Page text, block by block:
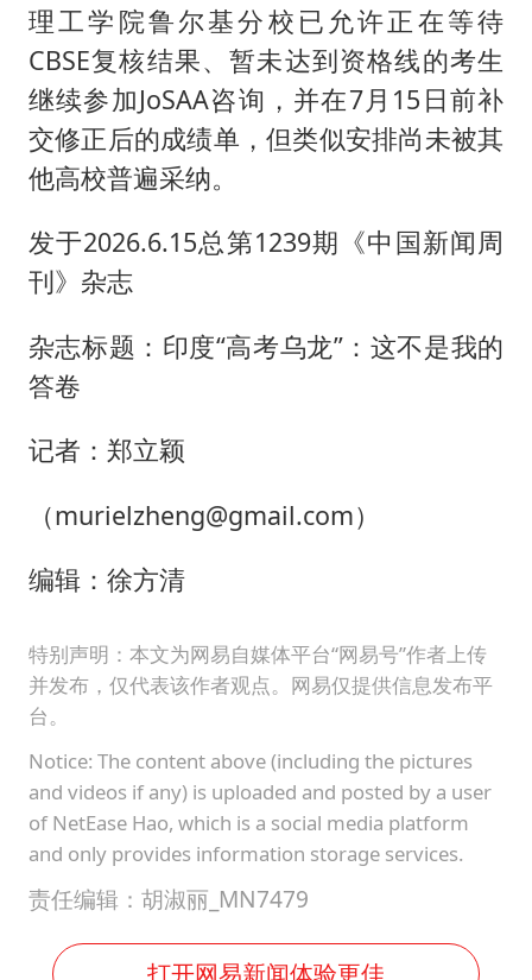
理工学院鲁尔基分校已允许正在等待
CBSE复核结果、暂未达到资格线的考生
继续参加JoSAA咨询，并在7月15日前补
交修正后的成绩单，但类似安排尚未被其
他高校普遍采纳。
发于2026.6.15总第1239期《中国新闻周
刊》杂志
杂志标题：印度“高考乌龙”：这不是我的
答卷
记者：郑立颖
（murielzheng@gmail.com）
编辑：徐方清
特别声明：本文为网易自媒体平台“网易号”作者上传
并发布，仅代表该作者观点。网易仅提供信息发布平
台。
Notice: The content above (including the pictures
and videos if any) is uploaded and posted by a user
of NetEase Hao, which is a social media platform
and only provides information storage services.
责任编辑：胡淑丽_MN7479
打开网易新闻体验更佳